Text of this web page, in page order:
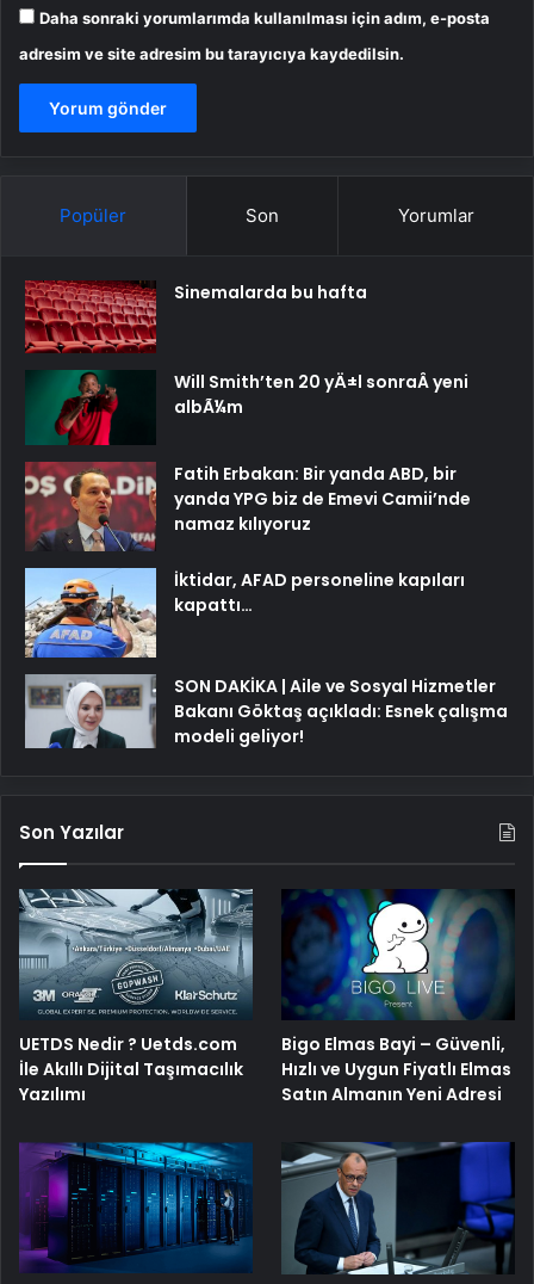
Daha sonraki yorumlarımda kullanılması için adım, e-posta
adresim ve site adresim bu tarayıcıya kaydedilsin.
Popüler Son Yorumlar
Sinemalarda bu hafta
Will Smith’ten 20 yÄ±l sonraÂ yeni
albÃ¼m
Fatih Erbakan: Bir yanda ABD, bir
yanda YPG biz de Emevi Camii’nde
namaz kılıyoruz
İktidar, AFAD personeline kapıları
kapattı…
SON DAKİKA | Aile ve Sosyal Hizmetler
Bakanı Göktaş açıkladı: Esnek çalışma
modeli geliyor!
Son Yazılar
UETDS Nedir ? Uetds.com
İle Akıllı Dijital Taşımacılık
Yazılımı
Bigo Elmas Bayi – Güvenli,
Hızlı ve Uygun Fiyatlı Elmas
Satın Almanın Yeni Adresi